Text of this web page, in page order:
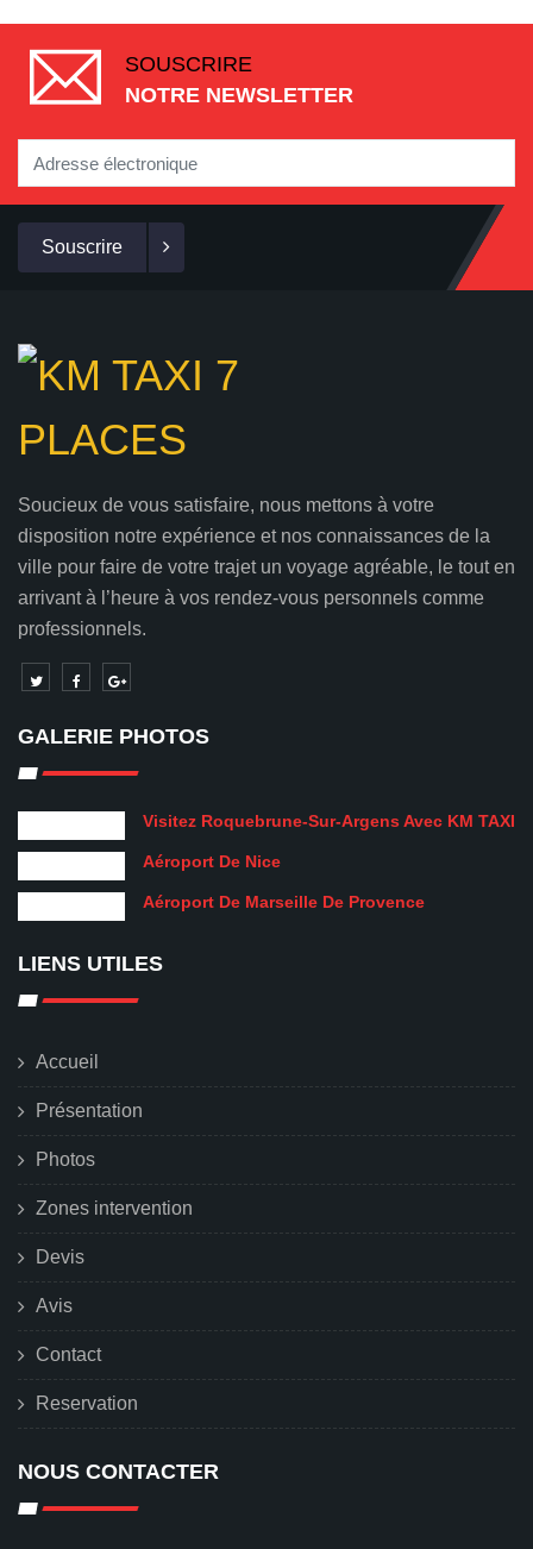
SOUSCRIRE
NOTRE NEWSLETTER
Souscrire
Soucieux de vous satisfaire, nous mettons à votre
disposition notre expérience et nos connaissances de la
ville pour faire de votre trajet un voyage agréable, le tout en
arrivant à l’heure à vos rendez-vous personnels comme
professionnels.
GALERIE PHOTOS
Visitez Roquebrune-Sur-Argens Avec KM TAXI
Aéroport De Nice
Aéroport De Marseille De Provence
LIENS UTILES
Accueil
Présentation
Photos
Zones intervention
Devis
Avis
Contact
Reservation
NOUS CONTACTER